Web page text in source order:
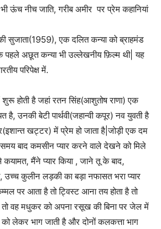
ऊंच नीच जाति, गरीब अमीर पर प्रेम कहानियां
सुजाता(1959), एक दलित कन्या को ब्राहमंड
अछूत कन्या भी उल्लेखनीय फ़िल्म थी| यह
परिपेक्ष में.
होती है जहां रतन सिंह(आशुतोष राणा) एक
उनकी बेटी पार्थवी(जहान्वी कपूर) नव युवती है
खट्टर) में प्रेम हो जाता है|जोड़ी एक दम
समय बाद कमसीन प्यार करने वाले देखने को मिले
मैंने प्यार किया , जाने तू के बाद,
उच्च कुलीन लड़की का बड़ा नफासत भरा प्यार
पर आता है तो ट्विस्ट आना तय होता है तो
तो वह मधुकर को अपना रसूख की बिना पर जेल में
लेकर भाग जाती है और दोनों कलकत्ता भाग